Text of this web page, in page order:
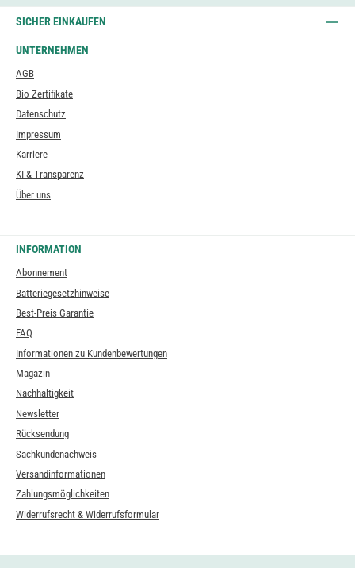
SICHER EINKAUFEN
UNTERNEHMEN
AGB
Bio Zertifikate
Datenschutz
Impressum
Karriere
KI & Transparenz
Über uns
INFORMATION
Abonnement
Batteriegesetzhinweise
Best-Preis Garantie
FAQ
Informationen zu Kundenbewertungen
Magazin
Nachhaltigkeit
Newsletter
Rücksendung
Sachkundenachweis
Versandinformationen
Zahlungsmöglichkeiten
Widerrufsrecht & Widerrufsformular